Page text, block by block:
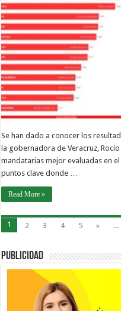
Se han dado a conocer los
la gobernadora de Veracruz,
mandatarias mejor evaluadas en
puntos clave donde …
Read More »
1 2 3 4 5 » ...
PUBLICIDAD